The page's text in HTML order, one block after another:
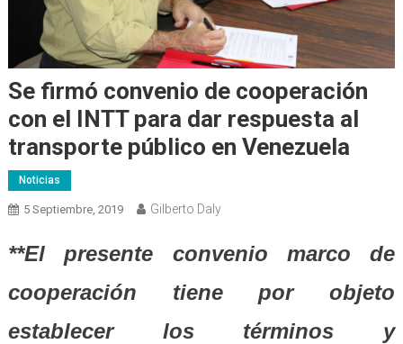
Se firmó convenio de cooperación
con el INTT para dar respuesta al
transporte público en Venezuela
Noticias
5 Septiembre, 2019 Gilberto Daly
**El presente convenio marco de
cooperación tiene por objeto
establecer los términos y